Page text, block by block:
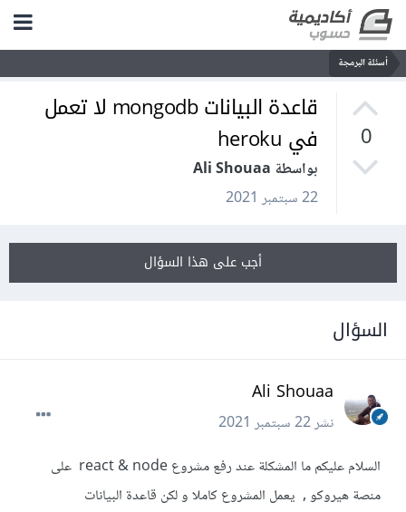
أسئلة البرمجة
0
قاعدة البيانات mongodb لا تعمل
في heroku
بواسطة Ali Shouaa
22 سبتمبر 2021
أجب على هذا السؤال
السؤال
Ali Shouaa
نشر22 سبتمبر 2021
السلام عليكم ما المشكلة عند رفع مشروع react & node على
منصة هيروكو , يعمل المشروع كاملا و لكن قاعدة البيانات